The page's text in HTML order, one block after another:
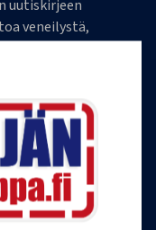
uutiskirjeen
veneilystä,